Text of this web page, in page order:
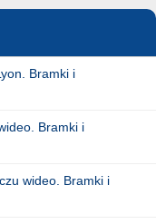
Bramki i
Bramki i
wideo. Bramki i